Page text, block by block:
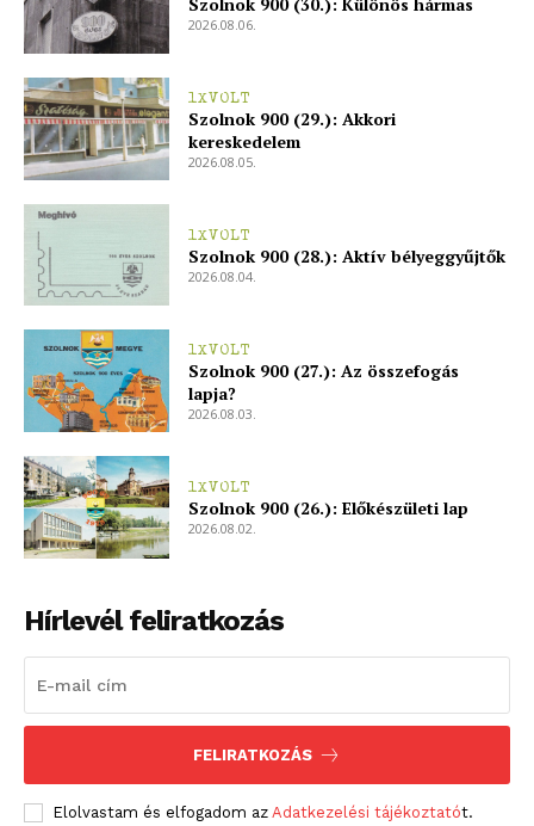
2026.08.06.
1XVOLT
Szolnok 900 (29.): Akkori
kereskedelem
2026.08.05.
1XVOLT
Szolnok 900 (28.): Aktív bélyeggyűjtők
2026.08.04.
1XVOLT
Szolnok 900 (27.): Az összefogás
lapja?
2026.08.03.
1XVOLT
Szolnok 900 (26.): Előkészületi lap
2026.08.02.
Hírlevél feliratkozás
FELIRATKOZÁS
Elolvastam és elfogadom az Adatkezelési tájékoztatót.